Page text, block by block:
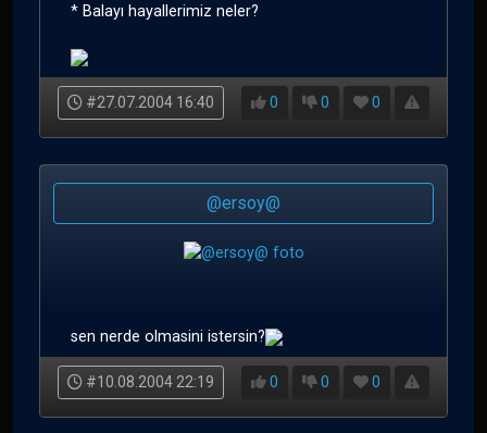
* Balayı hayallerimiz neler?
#27.07.2004 16:40 0 0 0
@ersoy@
sen nerde olmasini istersin?
#10.08.2004 22:19 0 0 0